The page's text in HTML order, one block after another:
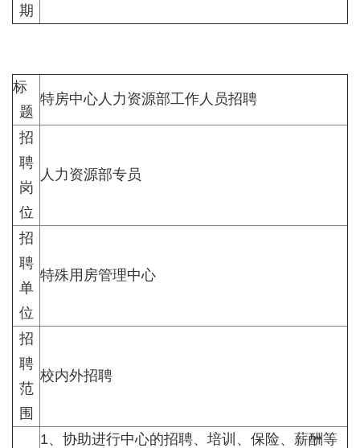
期
标
题
特房中心人力资源部工作人员招聘
招
聘
岗
位
人力资源部专员
招
聘
单
位
特殊用房管理中心
招
聘
范
围
校内外招聘
1、协助进行中心的招聘、培训、保险、薪酬等